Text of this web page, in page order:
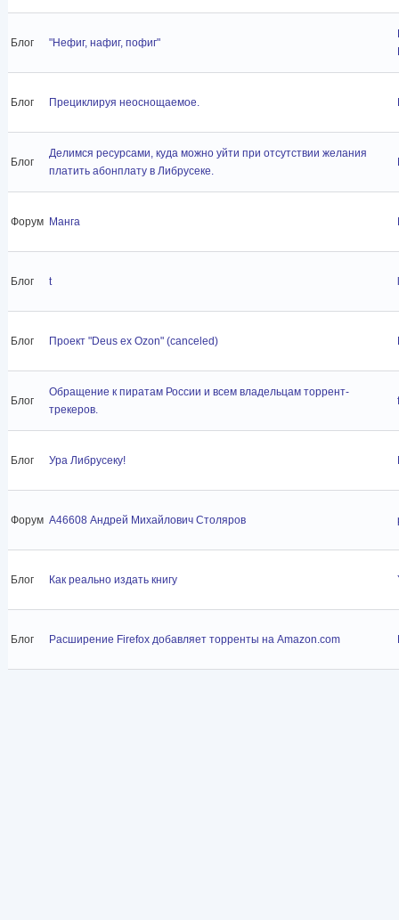
Блог "Нефиг, нафиг, пофиг"
Блог Прециклируя неоснощаемое.
Блог
Делимся ресурсами, куда можно уйти при отсутствии желания
платить абонплату в Либрусеке.
Форум Манга
Блог t
Блог Проект "Deus ex Ozon" (canceled)
Блог
Обращение к пиратам России и всем владельцам торрент-
трекеров.
Блог Ура Либрусеку!
Форум A46608 Андрей Михайлович Столяров
Блог Как реально издать книгу
Блог Расширение Firefox добавляет торренты на Amazon.com